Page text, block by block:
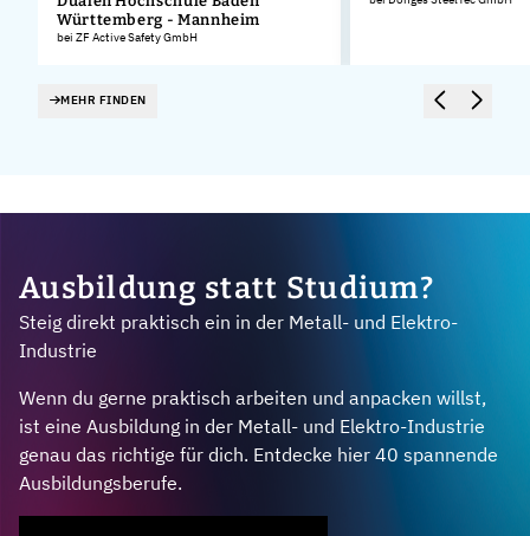
Württemberg - Mannheim
bei ZF Active Safety GmbH
MEHR FINDEN
Ausbildung statt Studium?
Steig direkt praktisch ein in der Metall- und Elektro-
Industrie
Wenn du gerne praktisch arbeiten und anpacken willst,
ist eine Ausbildung in der Metall- und Elektro-Industrie
genau das richtige für dich. Entdecke hier 40 spannende
Ausbildungsberufe.